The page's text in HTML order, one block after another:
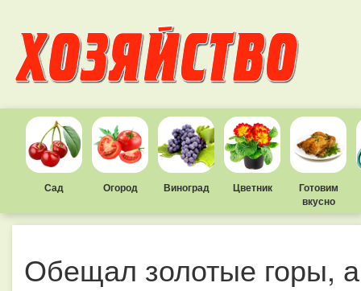
Сад Огород Виноград Цветник
Готовим
вкусно
Обещал золотые горы,